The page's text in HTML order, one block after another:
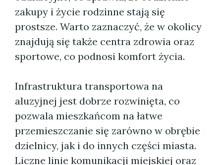
zakupy i życie rodzinne stają się
prostsze. Warto zaznaczyć, że w okolicy
znajdują się także centra zdrowia oraz
sportowe, co podnosi komfort życia.
Infrastruktura transportowa na
aluzyjnej jest dobrze rozwinięta, co
pozwala mieszkańcom na łatwe
przemieszczanie się zarówno w obrębie
dzielnicy, jak i do innych części miasta.
Liczne linie komunikacji miejskiej oraz